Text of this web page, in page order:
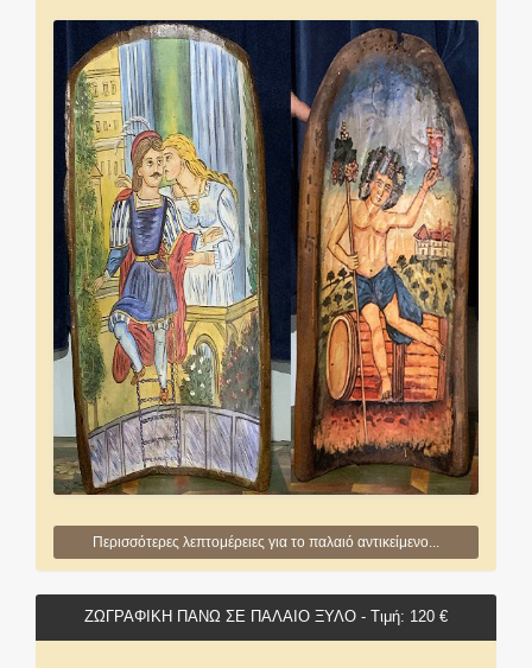
Περισσότερες λεπτομέρειες για το παλαιό αντικείμενο...
ΖΩΓΡΑΦΙΚΗ ΠΑΝΩ ΣΕ ΠΑΛΑΙΟ ΞΥΛΟ - Τιμή: 120 €